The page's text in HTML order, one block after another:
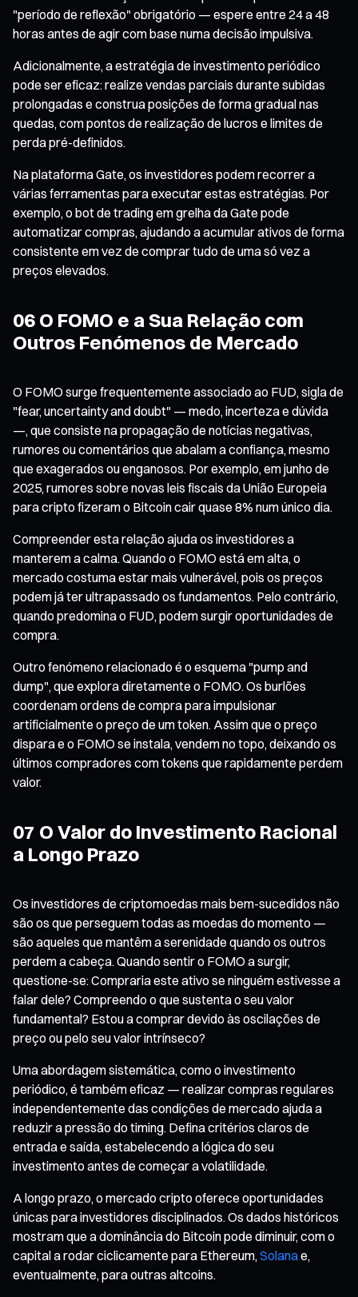
"período de reflexão" obrigatório — espere entre 24 a 48
horas antes de agir com base numa decisão impulsiva.
Adicionalmente, a estratégia de investimento periódico
pode ser eficaz: realize vendas parciais durante subidas
prolongadas e construa posições de forma gradual nas
quedas, com pontos de realização de lucros e limites de
perda pré-definidos.
Na plataforma Gate, os investidores podem recorrer a
várias ferramentas para executar estas estratégias. Por
exemplo, o bot de trading em grelha da Gate pode
automatizar compras, ajudando a acumular ativos de forma
consistente em vez de comprar tudo de uma só vez a
preços elevados.
06 O FOMO e a Sua Relação com
Outros Fenómenos de Mercado
O FOMO surge frequentemente associado ao FUD, sigla de
"fear, uncertainty and doubt" — medo, incerteza e dúvida
—, que consiste na propagação de notícias negativas,
rumores ou comentários que abalam a confiança, mesmo
que exagerados ou enganosos. Por exemplo, em junho de
2025, rumores sobre novas leis fiscais da União Europeia
para cripto fizeram o Bitcoin cair quase 8% num único dia.
Compreender esta relação ajuda os investidores a
manterem a calma. Quando o FOMO está em alta, o
mercado costuma estar mais vulnerável, pois os preços
podem já ter ultrapassado os fundamentos. Pelo contrário,
quando predomina o FUD, podem surgir oportunidades de
compra.
Outro fenómeno relacionado é o esquema "pump and
dump", que explora diretamente o FOMO. Os burlões
coordenam ordens de compra para impulsionar
artificialmente o preço de um token. Assim que o preço
dispara e o FOMO se instala, vendem no topo, deixando os
últimos compradores com tokens que rapidamente perdem
valor.
07 O Valor do Investimento Racional
a Longo Prazo
Os investidores de criptomoedas mais bem-sucedidos não
são os que perseguem todas as moedas do momento —
são aqueles que mantêm a serenidade quando os outros
perdem a cabeça. Quando sentir o FOMO a surgir,
questione-se: Compraria este ativo se ninguém estivesse a
falar dele? Compreendo o que sustenta o seu valor
fundamental? Estou a comprar devido às oscilações de
preço ou pelo seu valor intrínseco?
Uma abordagem sistemática, como o investimento
periódico, é também eficaz — realizar compras regulares
independentemente das condições de mercado ajuda a
reduzir a pressão do timing. Defina critérios claros de
entrada e saída, estabelecendo a lógica do seu
investimento antes de começar a volatilidade.
A longo prazo, o mercado cripto oferece oportunidades
únicas para investidores disciplinados. Os dados históricos
mostram que a dominância do Bitcoin pode diminuir, com o
capital a rodar ciclicamente para Ethereum, Solanae,
eventualmente, para outras altcoins.